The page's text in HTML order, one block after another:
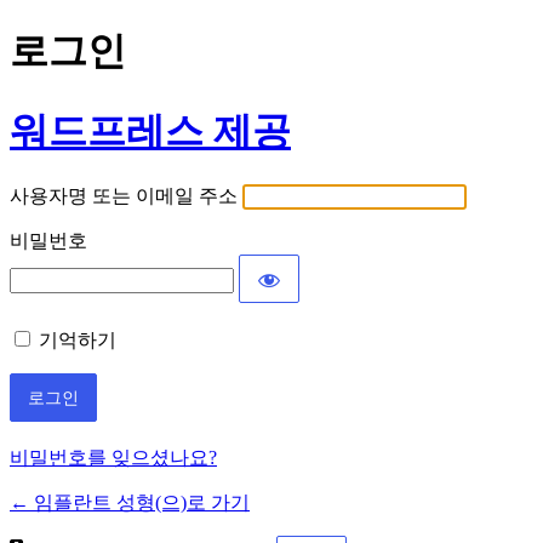
로그인
워드프레스 제공
사용자명 또는 이메일 주소
비밀번호
기억하기
비밀번호를 잊으셨나요?
← 임플란트 성형(으)로 가기